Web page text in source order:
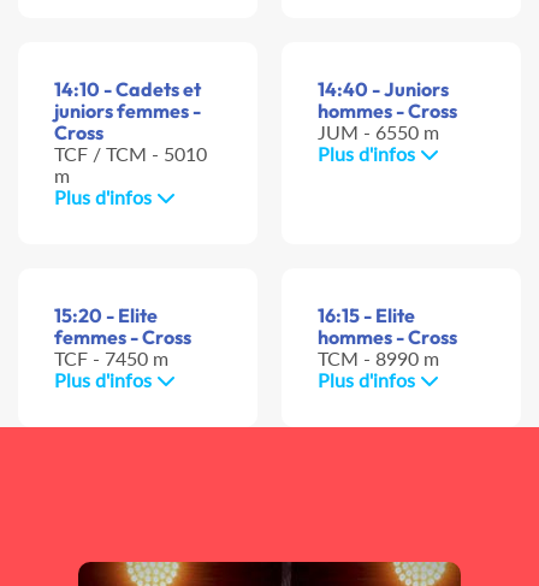
14:10 - Cadets et
juniors femmes -
Cross
TCF / TCM - 5010
m
Plus d'infos
14:40 - Juniors
hommes - Cross
JUM - 6550 m
Plus d'infos
15:20 - Elite
femmes - Cross
TCF - 7450 m
Plus d'infos
16:15 - Elite
hommes - Cross
TCM - 8990 m
Plus d'infos